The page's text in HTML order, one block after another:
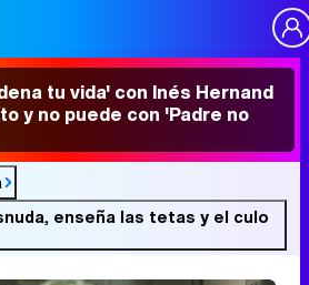
tu vida' con Inés Hernand
y no puede con 'Padre no
enseña las tetas y el culo